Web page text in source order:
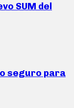
SUM del
seguro para